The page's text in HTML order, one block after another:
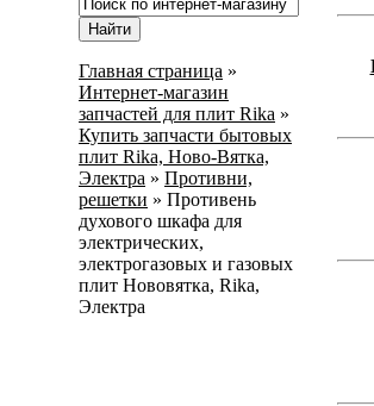
Главная страница »
Интернет-магазин
запчастей для плит Rika »
Купить запчасти бытовых
плит Rika, Ново-Вятка,
Электра » Противни,
решетки » Противень
духового шкафа для
электрических,
электрогазовых и газовых
плит Нововятка, Rika,
Электра